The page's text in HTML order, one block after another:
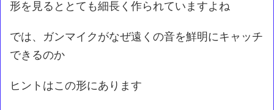
形を見るととても細長く作られていますよね
では、ガンマイクがなぜ遠くの音を鮮明にキャッチ
できるのか
ヒントはこの形にあります